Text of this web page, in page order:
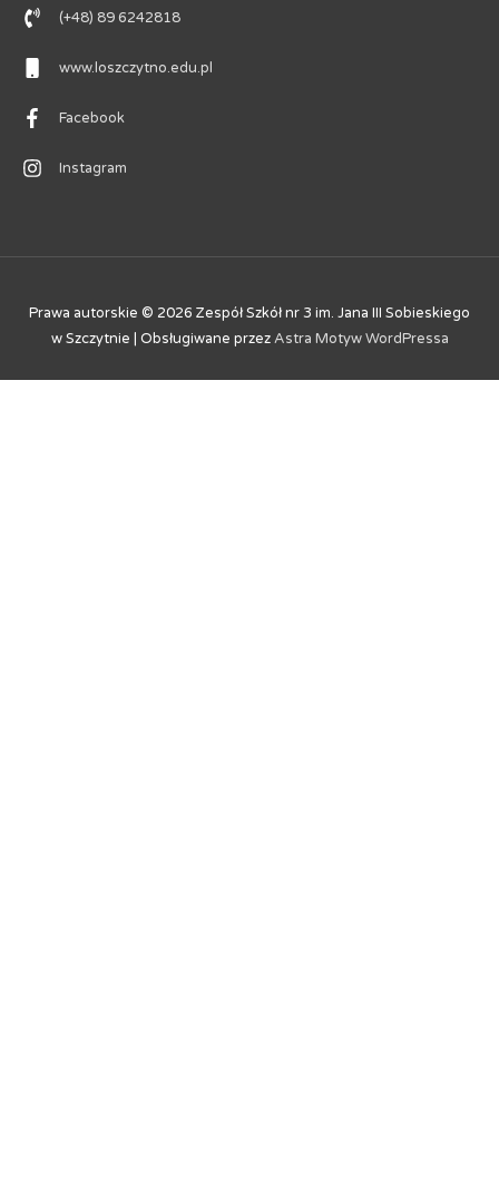
(+48) 89 6242818
www.loszczytno.edu.pl
Facebook
Instagram
Prawa autorskie © 2026 Zespół Szkół nr 3 im. Jana III Sobieskiego
w Szczytnie | Obsługiwane przezAstra Motyw WordPressa